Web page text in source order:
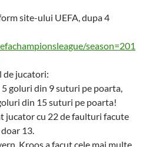
site-ului UEFA, dupa 4
season=201
de jucatori:
5 goluri din 9 suturi pe poarta,
din 15 suturi pe poarta!
jucator cu 22 de faulturi facute
13.
Kroos a facut cele mai multe